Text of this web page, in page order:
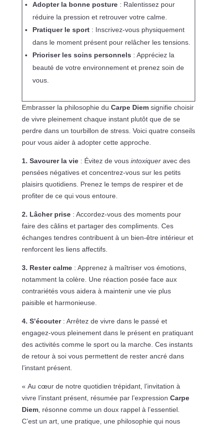
Adopter la bonne posture: Ralentissez pour
réduire la pression et retrouver votre calme.
Pratiquer le sport: Inscrivez-vous physiquement
dans le moment présent pour relâcher les tensions.
Prioriser les soins personnels : Appréciez la
beauté de votre environnement et prenez soin de
vous.
Embrasser la philosophie du Carpe Diemsignifie choisir
de vivre pleinement chaque instant plutôt que de se
perdre dans un tourbillon de stress. Voici quatre conseils
pour vous aider à adopter cette approche.
1. Savourer la vie: Évitez de vous intoxiqueravec des
pensées négatives et concentrez-vous sur les petits
plaisirs quotidiens. Prenez le temps de respirer et de
profiter de ce qui vous entoure.
2. Lâcher prise: Accordez-vous des moments pour
faire des câlins et partager des compliments. Ces
échanges tendres contribuent à un bien-être intérieur et
renforcent les liens affectifs.
3. Rester calme: Apprenez à maîtriser vos émotions,
notamment la colère. Une réaction posée face aux
contrariétés vous aidera à maintenir une vie plus
paisible et harmonieuse.
4. S’écouter: Arrêtez de vivre dans le passé et
engagez-vous pleinement dans le présent en pratiquant
des activités comme le sport ou la marche. Ces instants
de retour à soi vous permettent de rester ancré dans
l’instant présent.
« Au cœur de notre quotidien trépidant, l’invitation à
vivre l’instant présent, résumée par l’expression Carpe
Diem, résonne comme un doux rappel à l’essentiel.
C’est un art, une pratique, une philosophie qui nous